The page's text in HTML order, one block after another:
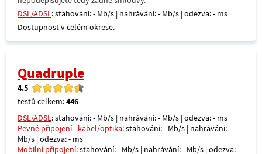
DSL/ADSL: stahování: - Mb/s | nahrávání: - Mb/s | odezva: - ms
Dostupnost v celém okrese.
Quadruple
4.5
testů celkem:446
DSL/ADSL: stahování: - Mb/s | nahrávání: - Mb/s | odezva: - ms
Pevné připojení - kabel/optika: stahování: - Mb/s | nahrávání: -
Mb/s | odezva: - ms
Mobilní připojení: stahování: - Mb/s | nahrávání: - Mb/s | odezva: -